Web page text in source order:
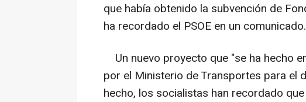
que había obtenido la subvención de
ha recordado el PSOE en un comunicado.
Un nuevo proyecto que "se ha hecho
por el Ministerio de Transportes para el
hecho, los socialistas han recordado